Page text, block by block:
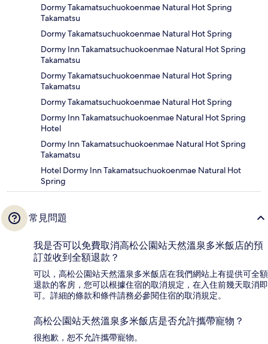
Dormy Takamatsuchuokoenmae Natural Hot Spring
Takamatsu
Dormy Takamatsuchuokoenmae Natural Hot Spring
Dormy Inn Takamatsuchuokoenmae Natural Hot Spring
Takamatsu
Dormy Takamatsuchuokoenmae Natural Hot Spring
Takamatsu
Dormy Takamatsuchuokoenmae Natural Hot Spring
Dormy Inn Takamatsuchuokoenmae Natural Hot Spring
Hotel
Dormy Inn Takamatsuchuokoenmae Natural Hot Spring
Takamatsu
Hotel Dormy Inn Takamatsuchuokoenmae Natural Hot
Spring
常見問題
我是否可以免費取消高松公園站天然溫泉多米飯店的預
訂並收到全額退款？
可以，高松公園站天然溫泉多米飯店在我們網站上有提供可全額
退款的客房，您可以根據住宿的取消規定，在入住前幾天取消即
可。詳細的條款和條件請務必參閱住宿的取消規定。
高松公園站天然溫泉多米飯店是否允許攜帶寵物？
很抱歉，恕不允許攜帶寵物。